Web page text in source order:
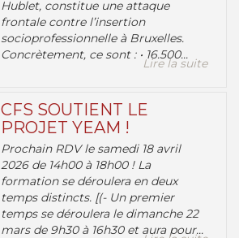
Hublet, constitue une attaque
frontale contre l’insertion
socioprofessionnelle à Bruxelles.
Concrètement, ce sont : • 16.500...
Lire la suite
CFS SOUTIENT LE
PROJET YEAM !
Prochain RDV le samedi 18 avril
2026 de 14h00 à 18h00 ! La
formation se déroulera en deux
temps distincts. [(- Un premier
temps se déroulera le dimanche 22
mars de 9h30 à 16h30 et aura pour...